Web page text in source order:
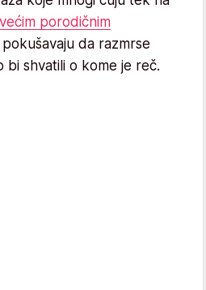
većim porodičnim
da razmrse
shvatili o kome je reč.